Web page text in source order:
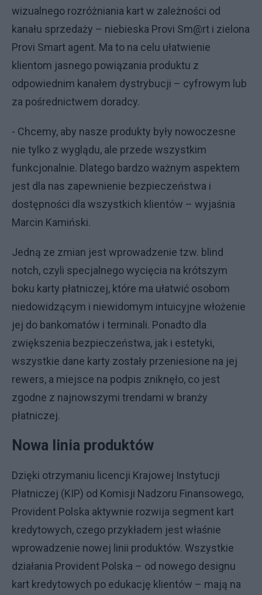
wizualnego rozróżniania kart w zależności od
kanału sprzedaży – niebieska Provi Sm@rt i zielona
Provi Smart agent. Ma to na celu ułatwienie
klientom jasnego powiązania produktu z
odpowiednim kanałem dystrybucji – cyfrowym lub
za pośrednictwem doradcy.
- Chcemy, aby nasze produkty były nowoczesne
nie tylko z wyglądu, ale przede wszystkim
funkcjonalnie. Dlatego bardzo ważnym aspektem
jest dla nas zapewnienie bezpieczeństwa i
dostępności dla wszystkich klientów – wyjaśnia
Marcin Kamiński.
Jedną ze zmian jest wprowadzenie tzw. blind
notch, czyli specjalnego wycięcia na krótszym
boku karty płatniczej, które ma ułatwić osobom
niedowidzącym i niewidomym intuicyjne włożenie
jej do bankomatów i terminali. Ponadto dla
zwiększenia bezpieczeństwa, jak i estetyki,
wszystkie dane karty zostały przeniesione na jej
rewers, a miejsce na podpis zniknęło, co jest
zgodne z najnowszymi trendami w branży
płatniczej.
Nowa linia produktów
Dzięki otrzymaniu licencji Krajowej Instytucji
Płatniczej (KIP) od Komisji Nadzoru Finansowego,
Provident Polska aktywnie rozwija segment kart
kredytowych, czego przykładem jest właśnie
wprowadzenie nowej linii produktów. Wszystkie
działania Provident Polska – od nowego designu
kart kredytowych po edukację klientów – mają na